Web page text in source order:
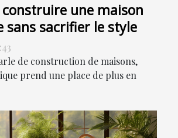
une maison
sans sacrifier le style
de construction de maisons,
prend une place de plus en